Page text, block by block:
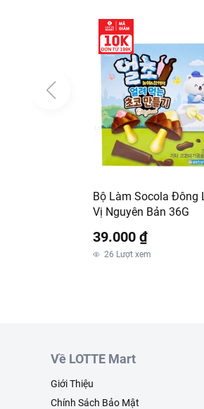
Bộ Làm Socola Đông
Vị Nguyên Bản 36G
39.000 ₫
26 Lượt xem
Về LOTTE Mart
Giới Thiệu
Chính Sách Bảo Mật